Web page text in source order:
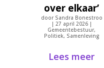
over elkaar’
door Sandra Bonestroo
| 27 april 2026|
Gemeentebestuur,
Politiek, Samenleving
Lees meer